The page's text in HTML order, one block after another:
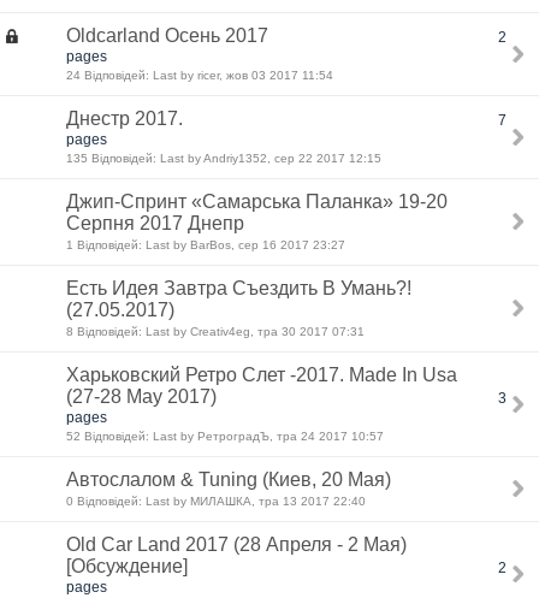
Oldcarland Осень 2017
2
pages
24 Відповідей: Last by ricer, жов 03 2017 11:54
Днестр 2017.
7
pages
135 Відповідей: Last by Andriy1352, сер 22 2017 12:15
Джип-Спринт «Самарська Паланка» 19-20
Серпня 2017 Днепр
1 Відповідей: Last by BarBos, сер 16 2017 23:27
Есть Идея Завтра Съездить В Умань?!
(27.05.2017)
8 Відповідей: Last by Creativ4eg, тра 30 2017 07:31
Харьковский Ретро Слет -2017. Made In Usa
(27-28 May 2017)
3
pages
52 Відповідей: Last by РетроградЪ, тра 24 2017 10:57
Автослалом & Tuning (Киев, 20 Мая)
0 Відповідей: Last by МИЛАШКА, тра 13 2017 22:40
Old Car Land 2017 (28 Апреля - 2 Мая)
[Обсуждение]
2
pages